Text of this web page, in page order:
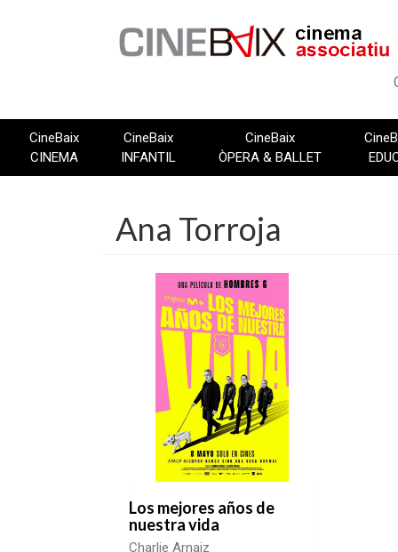
CineBaix
CINEMA
CineBaix
INFANTIL
CineBaix
ÒPERA & BALLET
Ana Torroja
Los mejores años de
nuestra vida
Charlie Arnaiz